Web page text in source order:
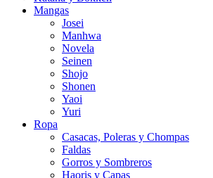
Mangas
Josei
Manhwa
Novela
Seinen
Shojo
Shonen
Yaoi
Yuri
Ropa
Casacas, Poleras y Chompas
Faldas
Gorros y Sombreros
Haoris y Capas